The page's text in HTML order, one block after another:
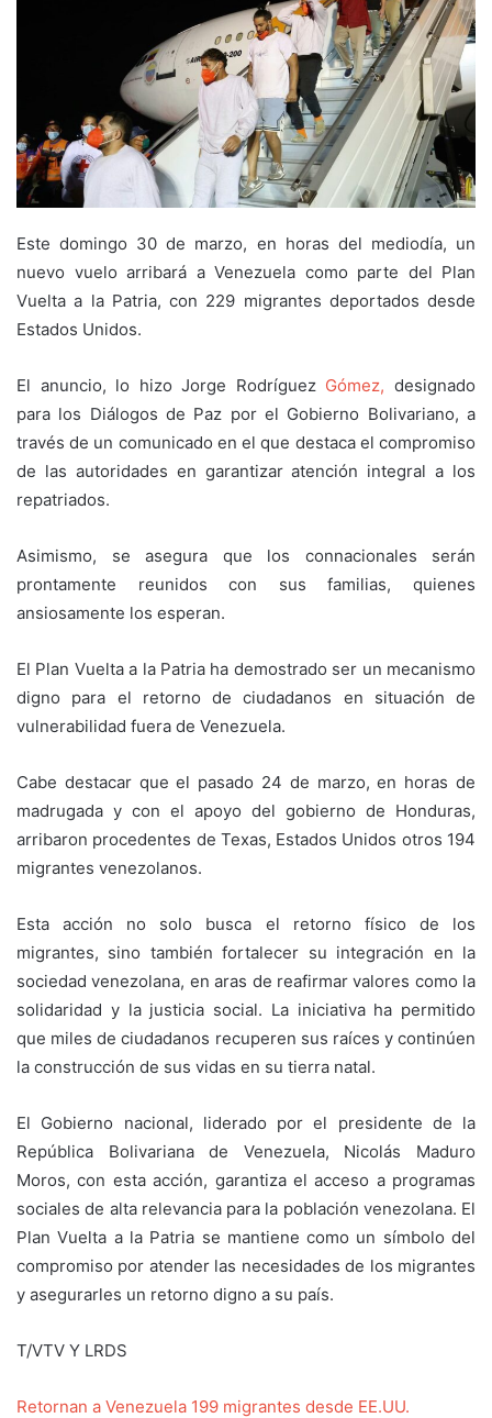
Este domingo 30 de marzo, en horas del mediodía, un
nuevo vuelo arribará a Venezuela como parte del Plan
Vuelta a la Patria, con 229 migrantes deportados desde
Estados Unidos.
El anuncio, lo hizo Jorge Rodríguez Gómez, designado
para los Diálogos de Paz por el Gobierno Bolivariano, a
través de un comunicado en el que destaca el compromiso
de las autoridades en garantizar atención integral a los
repatriados.
Asimismo, se asegura que los connacionales serán
prontamente reunidos con sus familias, quienes
ansiosamente los esperan.
El Plan Vuelta a la Patria ha demostrado ser un mecanismo
digno para el retorno de ciudadanos en situación de
vulnerabilidad fuera de Venezuela.
Cabe destacar que el pasado 24 de marzo, en horas de
madrugada y con el apoyo del gobierno de Honduras,
arribaron procedentes de Texas, Estados Unidos otros 194
migrantes venezolanos.
Esta acción no solo busca el retorno físico de los
migrantes, sino también fortalecer su integración en la
sociedad venezolana, en aras de reafirmar valores como la
solidaridad y la justicia social. La iniciativa ha permitido
que miles de ciudadanos recuperen sus raíces y continúen
la construcción de sus vidas en su tierra natal.
El Gobierno nacional, liderado por el presidente de la
República Bolivariana de Venezuela, Nicolás Maduro
Moros, con esta acción, garantiza el acceso a programas
sociales de alta relevancia para la población venezolana. El
Plan Vuelta a la Patria se mantiene como un símbolo del
compromiso por atender las necesidades de los migrantes
y asegurarles un retorno digno a su país.
T/VTV Y LRDS
Retornan a Venezuela 199 migrantes desde EE.UU.